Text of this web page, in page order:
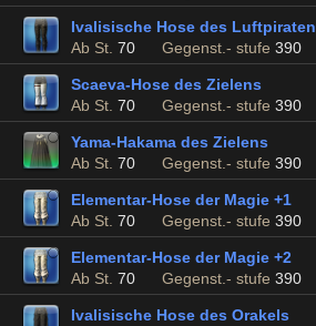
Ivalisische Hose des Luftpiraten
Ab St. 70 Gegenst.- stufe 390
Scaeva-Hose des Zielens
Ab St. 70 Gegenst.- stufe 390
Yama-Hakama des Zielens
Ab St. 70 Gegenst.- stufe 390
Elementar-Hose der Magie +1
Ab St. 70 Gegenst.- stufe 390
Elementar-Hose der Magie +2
Ab St. 70 Gegenst.- stufe 390
Ivalisische Hose des Orakels